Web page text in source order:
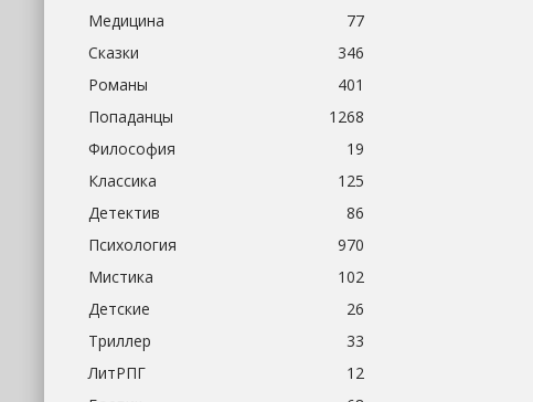
Медицина
77
Сказки
346
Романы
401
Попаданцы
1268
Философия
19
Классика
125
Детектив
86
Психология
970
Мистика
102
Детские
26
Триллер
33
ЛитРПГ
12